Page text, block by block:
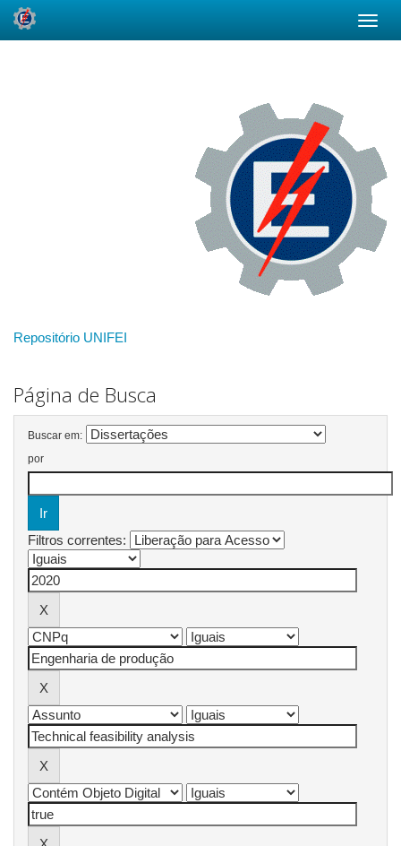
Repositório UNIFEI
Página de Busca
Buscar em:
por
Filtros correntes: